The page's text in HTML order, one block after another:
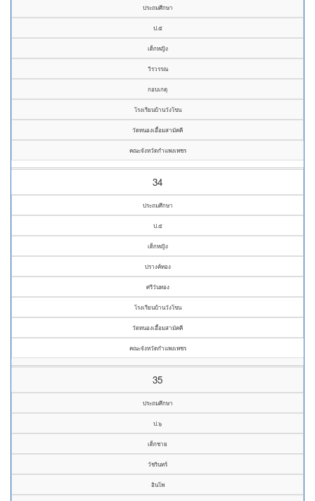
ประถมศึกษา
ป.๕
เด็กหญิง
วิรวรรณ
กอบเกตุ
โรงเรียนบ้านวังโขน
วัดหนองเอื้อมสามัคคี
คณะจังหวัดกำแพงเพชร
34
ประถมศึกษา
ป.๕
เด็กหญิง
ปรางค์ทอง
ศรีวันทอง
โรงเรียนบ้านวังโขน
วัดหนองเอื้อมสามัคคี
คณะจังหวัดกำแพงเพชร
35
ประถมศึกษา
ป.๖
เด็กชาย
วัชรินทร์
อินโพ